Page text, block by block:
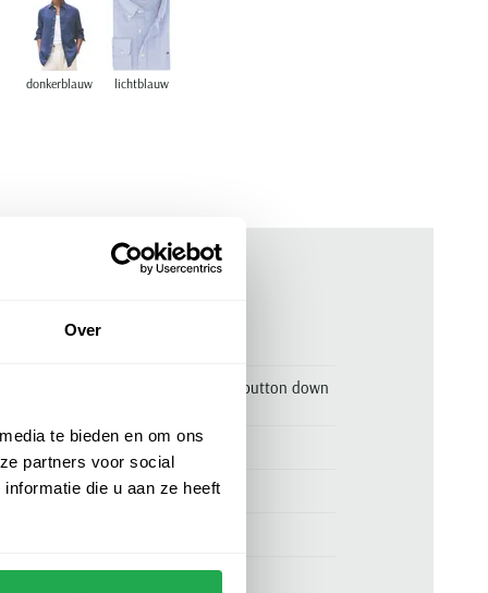
Over
te bieden en om ons
partners voor social
die u aan ze heeft
donkerblauw lichtblauw
Tommy Hilfiger overhemd beige button down
Tommy Hilfiger
100% linnen